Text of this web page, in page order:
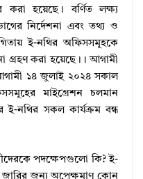
করা হয়েছে। বর্ণিত লক্ষ্য
নির্দেশনা এবং তথ্য ও
ই-নথির অফিসসমূহকে
গ্রহণ করা হয়েছে।। আগামী
১৪ জুলাই ২০২৪ সকাল
মাইগ্রেশন চলমান
ই-নথির সকল কার্যক্রম বন্ধ
পদক্ষেপগুলো কি? ই-
জন্য অপেক্ষমাণ কোন